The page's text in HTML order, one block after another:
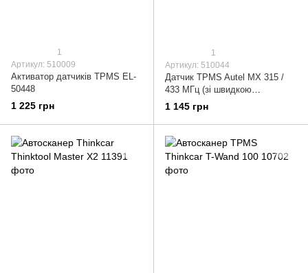
1
Артикул: 510009
Активатор датчиків TPMS EL-
50448
1 225 грн
1
Артикул: 510044
Датчик TPMS Autel MX 315 /
433 МГц (зі швидкою
фіксацією)
1 145 грн